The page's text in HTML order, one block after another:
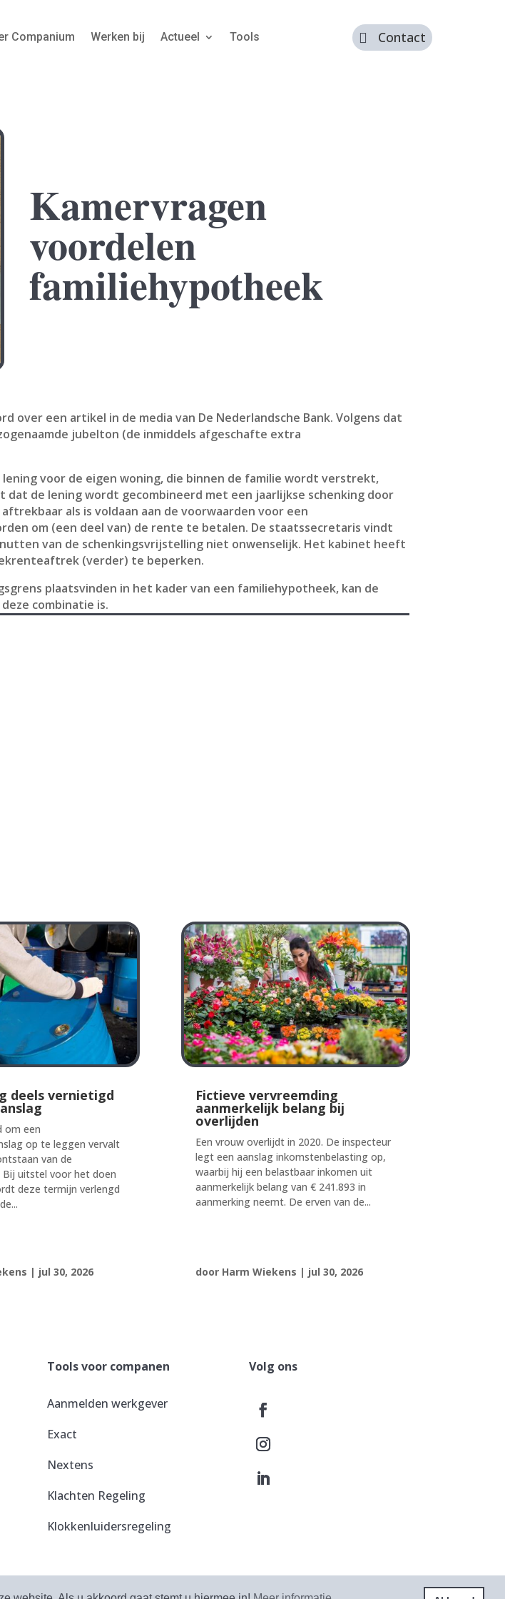
Companium Werken bij Actueel Tools  Contact
Kamervragen
voordelen
familiehypotheek
over een artikel in de media van De Nederlandsche Bank. Volgens dat
jubelton (de inmiddels afgeschafte extra
voor de eigen woning, die binnen de familie wordt verstrekt,
de lening wordt gecombineerd met een jaarlijkse schenking door
als is voldaan aan de voorwaarden voor een
om (een deel van) de rente te betalen. De staatssecretaris vindt
van de schenkingsvrijstelling niet onwenselijk. Het kabinet heeft
(verder) te beperken.
plaatsvinden in het kader van een familiehypotheek, kan de
combinatie is.
deels vernietigd
| jul 30, 2026
om een
op te leggen vervalt
van de
Bij uitstel voor het doen
deze termijn verlengd
Fictieve vervreemding
aanmerkelijk belang bij
overlijden
door Harm Wiekens | jul 30, 2026
Een vrouw overlijdt in 2020. De inspecteur
legt een aanslag inkomstenbelasting op,
waarbij hij een belastbaar inkomen uit
aanmerkelijk belang van € 241.893 in
aanmerking neemt. De erven van de...
Tools voor companen
Aanmelden werkgever
Exact
Nextens
Klachten Regeling
Klokkenluidersregeling
Volg ons
Privacy Statement Algemene voorwaarden